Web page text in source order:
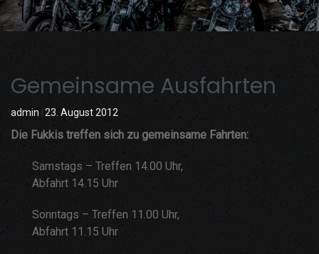
Gemeinsame Ausfahrten
admin 23. August 2012
Die Fukkis treffen sich zu gemeinsame Fahrten:
Samstags – Treffen 14.00 Uhr,
Abfahrt 14.15 Uhr
Sonntags – Treffen 11.00 Uhr,
Abfahrt 11.15 Uhr